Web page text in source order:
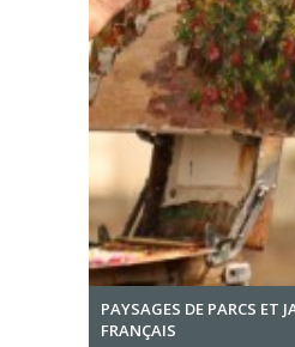
PAYSAGES DE PARCS ET
FRANÇAIS